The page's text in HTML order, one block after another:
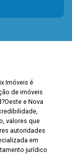
Imóveis é
de imóveis
e Nova
valores que
autoridades
em
jurídico